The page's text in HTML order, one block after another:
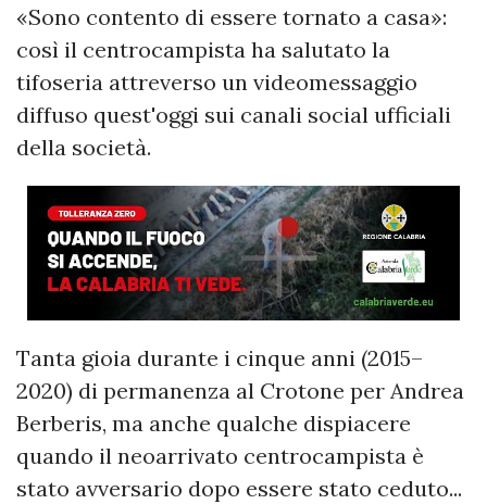
«Sono contento di essere tornato a casa»:
così il centrocampista ha salutato la
tifoseria attreverso un videomessaggio
diffuso quest'oggi sui canali social ufficiali
della società.
Tanta gioia durante i cinque anni (2015–
2020) di permanenza al Crotone per Andrea
Berberis, ma anche qualche dispiacere
quando il neoarrivato centrocampista è
stato avversario dopo essere stato ceduto...